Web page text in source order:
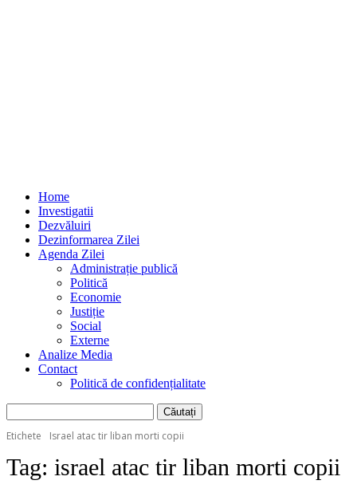
Home
Investigatii
Dezvăluiri
Dezinformarea Zilei
Agenda Zilei
Administrație publică
Politică
Economie
Justiție
Social
Externe
Analize Media
Contact
Politică de confidențialitate
Etichete Israel atac tir liban morti copii
Tag: israel atac tir liban morti copii